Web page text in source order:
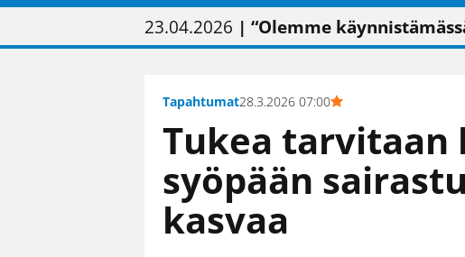
01.02.2026 | Painon vaihtumisen
05.02.2026 | Uudistettu kunnantalo
23.04.2026 | “Olemme
09.05.2026| "Maalla on totuttu
Tapahtumat28.3.2026 07:00
Tukea tarvitaan
syöpään
kasvaa